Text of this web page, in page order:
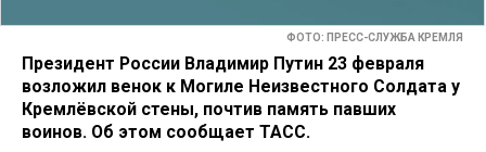
ФОТО: ПРЕСС-СЛУЖБА КРЕМЛЯ
Президент России Владимир Путин 23 февраля
возложил венок к Могиле Неизвестного Солдата у
Кремлёвской стены, почтив память павших
воинов. Об этом сообщает ТАСС.